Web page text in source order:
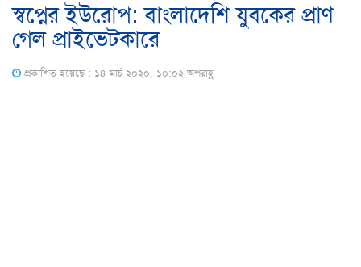
স্বপ্নের ইউরোপ: বাংলাদেশি যুবকের প্রাণ
গেল প্রাইভেটকারে
প্রকাশিত হয়েছে : ১৪ মার্চ ২০২০, ১০:০২ অপরাহ্ণ